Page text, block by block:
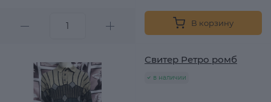
В корзину
Свитер Ретро ромб
в наличии